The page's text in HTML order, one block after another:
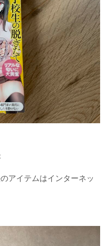
アイテムはインターネッ